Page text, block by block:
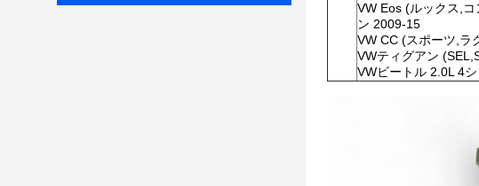
VW Eos (ルックス,
ン 2009-15
VW CC (スポーツ,ラ
VWティグアン
VWビートル 2.0L 4